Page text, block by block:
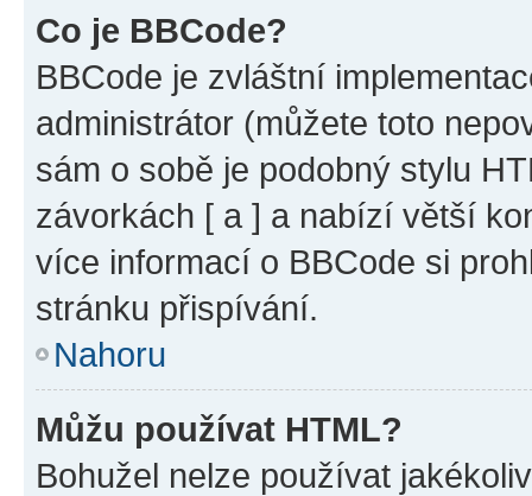
Co je BBCode?
BBCode je zvláštní
administrátor (můžete toto
sám o sobě je podobný stylu
závorkách [ a ] a nabízí větší
více informací o BBCode si
stránku přispívání.
Nahoru
Můžu používat HTML?
Bohužel nelze používat